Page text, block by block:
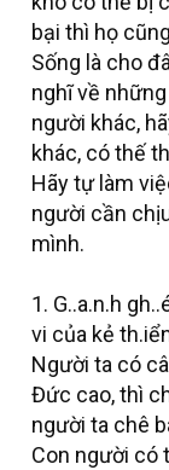
bại thì họ
Sống là cho
nghĩ về
người khác,
khác, có thế
Hãy tự làm
người cần
mình.
1. G..a.n.h
vi của kẻ
Người ta có
Đức cao, thì
người ta chê
Con người có